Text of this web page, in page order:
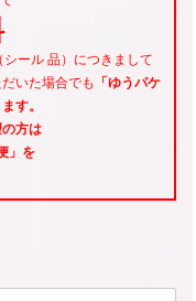
ール 品）につきまして
いた場合でも
「ゆうパケ
す。
の方は
」 を